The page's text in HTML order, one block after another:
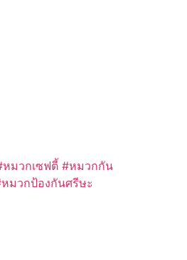
หมวกเซฟตี้ #หมวกกัน
มวกป้องกันศรีษะ